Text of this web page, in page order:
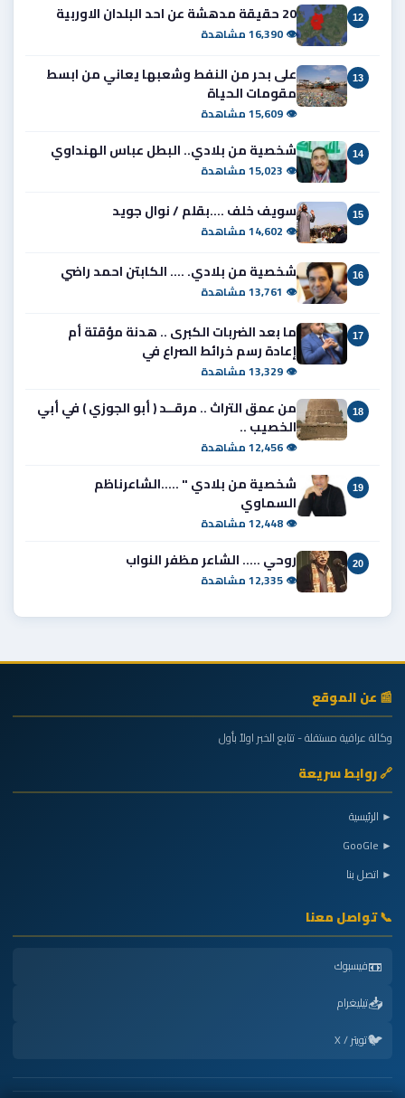
12 20 حقيقة مدهشة عن احد البلدان الاوربية
👁 16,390 مشاهدة
13
على بحر من النفط وشعبها يعاني من ابسط
مقومات الحياة
👁 15,609 مشاهدة
14 شخصية من بلادي.. البطل عباس الهنداوي
👁 15,023 مشاهدة
15 سويف خلف ....بقلم / نوال جويد
👁 14,602 مشاهدة
16 شخصية من بلادي. .... الكابتن احمد راضي
👁 13,761 مشاهدة
17
ما بعد الضربات الكبرى .. هدنة مؤقتة أم
إعادة رسم خرائط الصراع في
👁 13,329 مشاهدة
18
من عمق التراث .. مرقــد ( أبو الجوزي ) في أبي
الخصيب ..
👁 12,456 مشاهدة
19
شخصية من بلادي " .....الشاعرناظم
السماوي
👁 12,448 مشاهدة
20 روحي ..... الشاعر مظفر النواب
👁 12,335 مشاهدة
📰 عن الموقع
وكالة عراقية مستقلة - تتابع الخبر اولاً بأول
🔗 روابط سريعة
► الرئيسية
► GooGle
► اتصل بنا
📞 تواصل معنا
📼فيسبوك
📥تيليغرام
🐦تويتر / X